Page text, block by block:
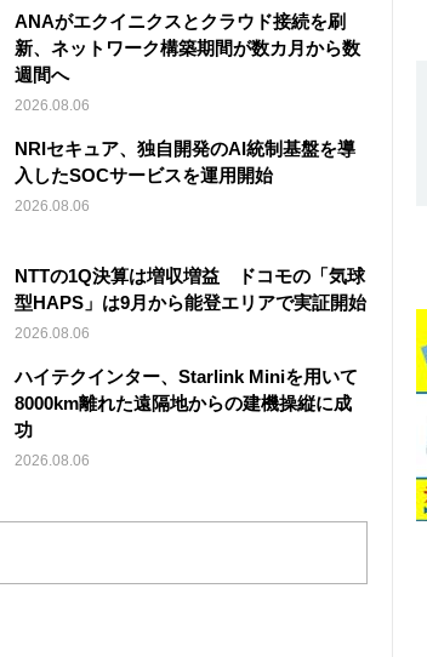
ANAがエクイニクスとクラウド接続を刷
新、ネットワーク構築期間が数カ月から数
週間へ
2026.08.06
NRIセキュア、独自開発のAI統制基盤を導
入したSOCサービスを運用開始
2026.08.06
NTTの1Q決算は増収増益 ドコモの「気球
型HAPS」は9月から能登エリアで実証開始
2026.08.06
ハイテクインター、Starlink Miniを用いて
8000km離れた遠隔地からの建機操縦に成
功
2026.08.06